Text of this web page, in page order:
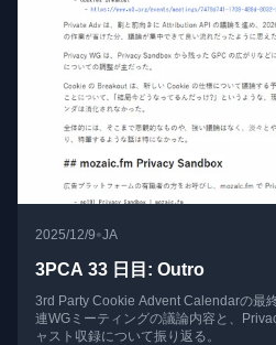
2025/12/9•JA
3PCA 33 日目: Outro
3rd Party Cookie Advent Calendarの最
連WGミーティングの議論内容と、
ャスト収録について振り返る。